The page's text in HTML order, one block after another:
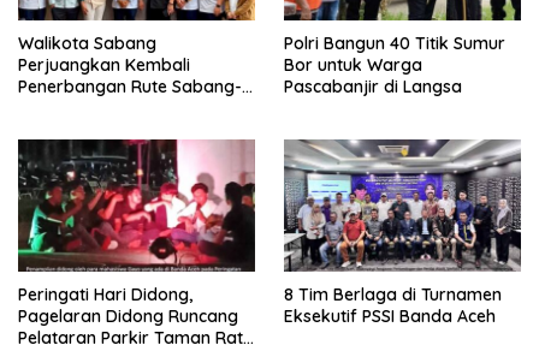
Walikota Sabang
Perjuangkan Kembali
Penerbangan Rute Sabang-
Polri Bangun 40 Titik Sumur
Bor untuk Warga
Pascabanjir di Langsa
Peringati Hari Didong,
Pagelaran Didong Runcang
Pelataran Parkir Taman Ratu
8 Tim Berlaga di Turnamen
Eksekutif PSSI Banda Aceh